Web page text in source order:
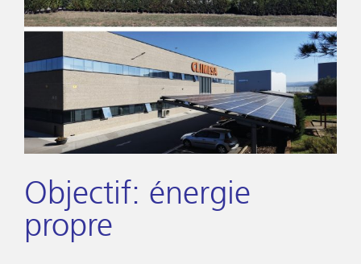
Objectif: énergie
propre